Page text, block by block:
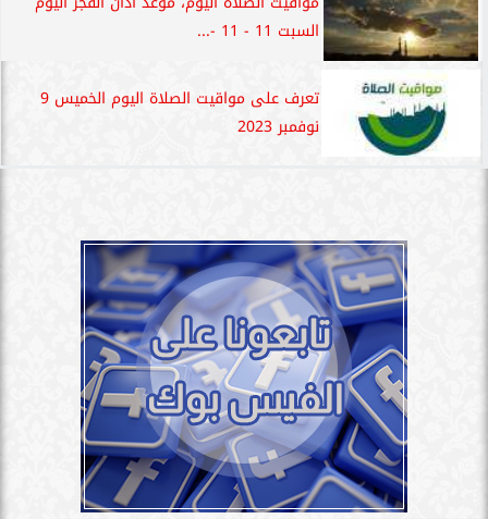
السبت 11 - 11 -...
تعرف على مواقيت الصلاة اليوم الخميس 9
نوفمبر 2023